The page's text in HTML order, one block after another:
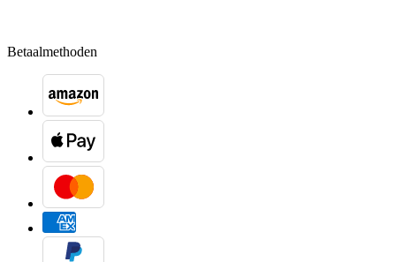
Betaalmethoden